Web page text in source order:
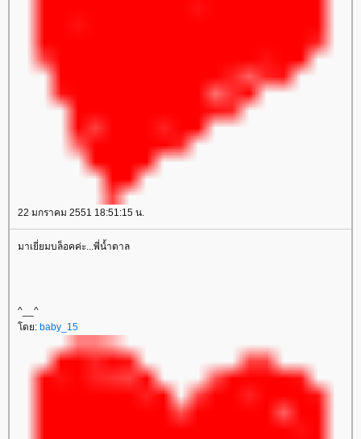
22 มกราคม 2551 18:51:15 น.
มาเยี่ยมบล็อคค่ะ...พี่น้ำตาล
^__^
ดย: baby_15